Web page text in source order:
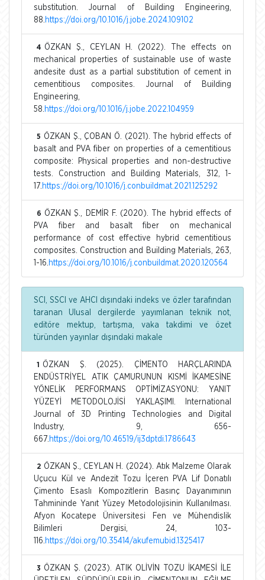
substitution. Journal of Building Engineering,
88. https://doi.org/10.1016/j.jobe.2024.109102
4 ÖZKAN Ş., CEYLAN H. (2022). The effects on
mechanical properties of sustainable use of waste
andesite dust as a partial substitution of cement in
cementitious composites. Journal of Building
Engineering,
58. https://doi.org/10.1016/j.jobe.2022.104959
5 ÖZKAN Ş., ÇOBAN Ö. (2021). The hybrid effects of
basalt and PVA fiber on properties of a cementitious
composite: Physical properties and non-destructive
tests. Construction and Building Materials, 312, 1-
17. https://doi.org/10.1016/j.conbuildmat.2021.125292
6 ÖZKAN Ş., DEMİR F. (2020). The hybrid effects of
PVA fiber and basalt fiber on mechanical
performance of cost effective hybrid cementitious
composites. Construction and Building Materials, 263,
1-16. https://doi.org/10.1016/j.conbuildmat.2020.120564
SCI, SSCI ve AHCI dışındaki indeks ve özler tarafından
taranan Ulusal dergilerde yayımlanan teknik not,
editöre mektup, tartışma, vaka takdimi ve özet
türünden yayınlar dışındaki makale
1
ÖZKAN Ş. (2025). ÇİMENTO HARÇLARINDA
ENDÜSTRİYEL ATIK ÇAMURUNUN KISMİ İKAMESİNE
YÖNELİK PERFORMANS OPTİMİZASYONU: YANIT
YÜZEYİ METODOLOJİSİ YAKLAŞIMI. International
Journal of 3D Printing Technologies and Digital
Industry, 9, 656-
667. https://doi.org/10.46519/ij3dptdi.1786643
2 ÖZKAN Ş., CEYLAN H. (2024). Atık Malzeme Olarak
Uçucu Kül ve Andezit Tozu İçeren PVA Lif Donatılı
Çimento Esaslı Kompozitlerin Basınç Dayanımının
Tahmininde Yanıt Yüzey Metodolojisinin Kullanılması.
Afyon Kocatepe Üniversitesi Fen ve Mühendislik
Bilimleri Dergisi, 24, 103-
116. https://doi.org/10.35414/akufemubid.1325417
3 ÖZKAN Ş. (2023). ATIK OLİVİN TOZU İKAMESİ İLE